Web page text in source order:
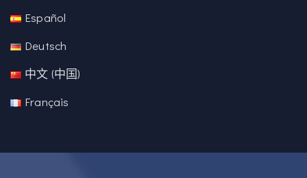
Español
Deutsch
中文 (中国)
Français